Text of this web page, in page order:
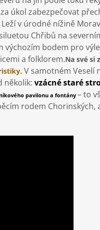
úkol zabezpečovat
v úrodné nížině
Chřibů na
výchozím bodem pro
a folklorem.Na své si
V samotném Veselí
několik: vzácné staré
pavilonu a fontány– to
rodem Chorinských,